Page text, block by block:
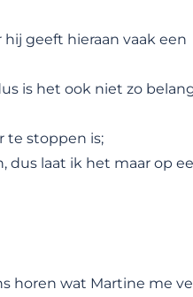
geeft hieraan vaak een
is het ook niet zo
te stoppen is;
dus laat ik het maar op
horen wat Martine me